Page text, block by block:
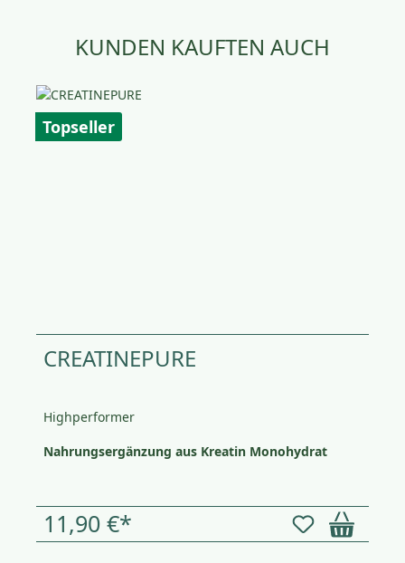
Produktgalerie überspringen
KUNDEN KAUFTEN AUCH
Topseller
CREATINEPURE
Highperformer
Nahrungsergänzung aus Kreatin Monohydrat
11,90 €*